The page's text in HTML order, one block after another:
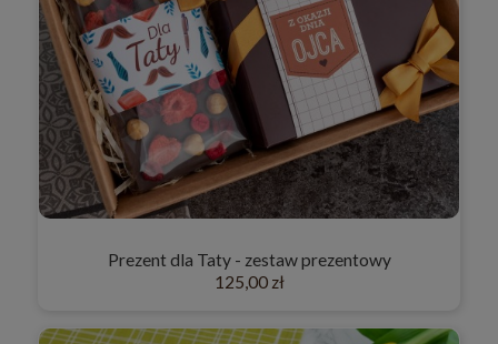
Prezent dla Taty - zestaw prezentowy
125,00 zł